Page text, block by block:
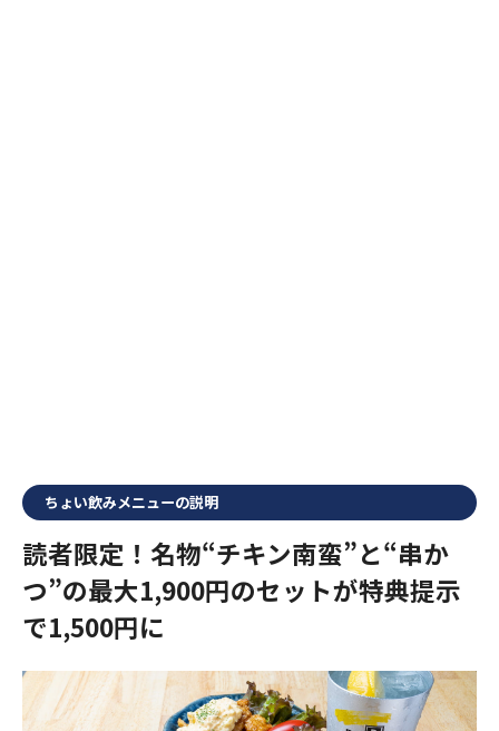
ちょい飲みメニューの説明
読者限定！名物“チキン南蛮”と“串か
つ”の最大1,900円のセットが特典提示
で1,500円に